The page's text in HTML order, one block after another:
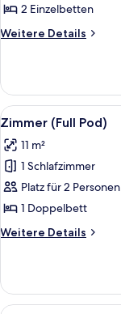
Pod)
anzeigen
2 Einzelbetten
Weitere Details
Weitere
(Bunk
Pod)
Alle
Fotos
für
Zimmer
(Full
Pod)
anzeigen
11
Zimmer (Full Pod)
11 m²
1 Schlafzimmer
Platz für 2 Personen
1 Doppelbett
Weitere Details
Weitere
(Full
Pod)